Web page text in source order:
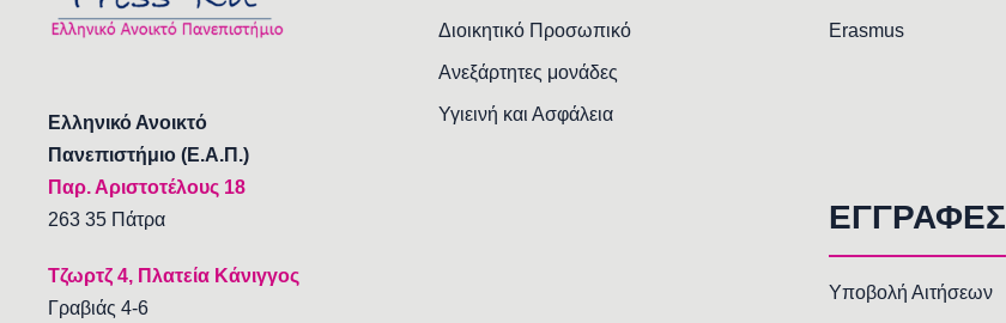
Ελληνικό Ανοικτό
Πανεπιστήμιο (Ε.Α.Π.)
Παρ. Αριστοτέλους 18
263 35 Πάτρα
Τζωρτζ 4, Πλατεία Κάνιγγος
Γραβιάς 4-6
Διοικητικό Προσωπικό
Ανεξάρτητες μονάδες
Υγιεινή και Ασφάλεια
Erasmus
ΕΓΓΡΑΦΕΣ
Υποβολή Αιτήσεων